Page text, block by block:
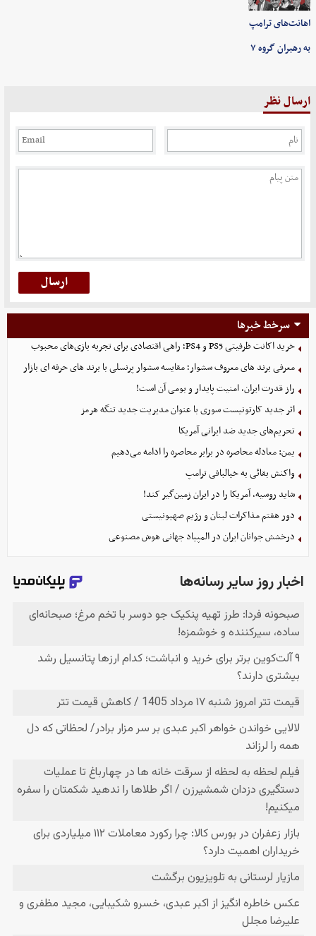
اهانت‌های ترامپ
به رهبران گروه ۷
ارسال نظر
سرخط خبرها
خرید اکانت ظرفیتی PS5 و PS4؛ راهی اقتصادی برای تجربه بازی‌های محبوب
معرفی برند های معروف سشوار؛ مقایسه سشوار پرنسلی با برند های حرفه ای بازار
راز قدرت ایران، امنیت پایدار و بومی آن است!
اثر جدید کارتونیست سوری با عنوان مدیریت جدید تنگه هرمز
تحریم‌های جدید ضد ایرانی آمریکا
یمن: معادله محاصره در برابر محاصره را ادامه می‌دهیم
واکنش بقائی به خیالبافی ترامپ
شاید روسیه، آمریکا را در ایران زمین‌گیر کند!
دور هفتم مذاکرات لبنان و رژیم صهیونیستی
درخشش جوانان ایران در المپیاد جهانی هوش مصنوعی